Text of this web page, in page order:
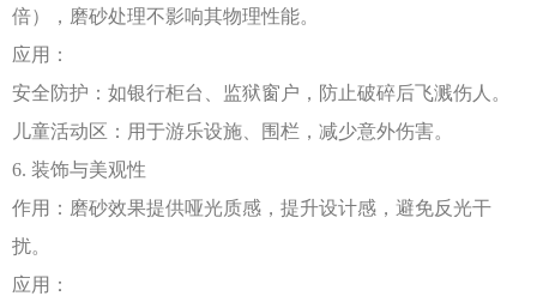
倍），磨砂处理不影响其物理性能。
应用：
安全防护：如银行柜台、监狱窗户，防止破碎后飞溅伤人。
儿童活动区：用于游乐设施、围栏，减少意外伤害。
6. 装饰与美观性
作用：磨砂效果提供哑光质感，提升设计感，避免反光干
扰。
应用：